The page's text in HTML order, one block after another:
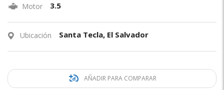
Motor 3.5
Ubicación Santa Tecla, El Salvador
AÑADIR PARA COMPARAR